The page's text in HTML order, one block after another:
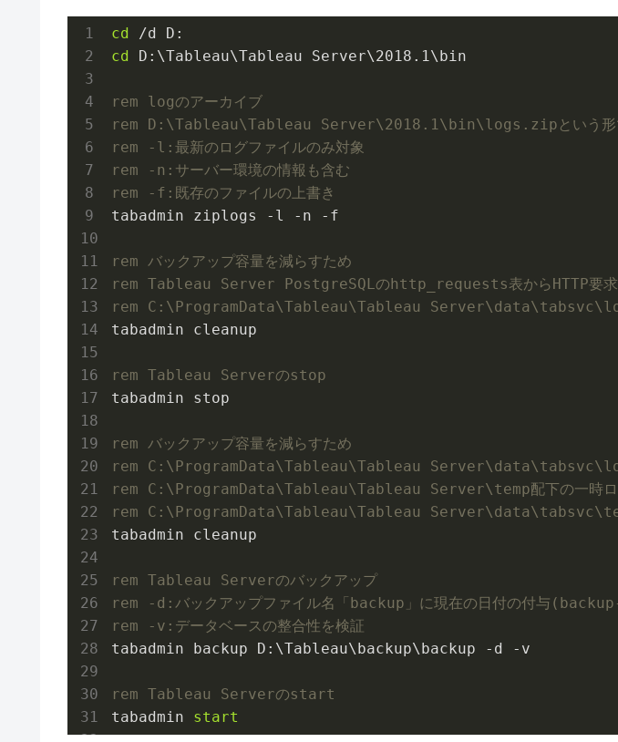
cd
cd
D:\Tableau\Tableau Server\2018 . 1
rem logのアーカイブ
rem D:\Tableau\Tableau Server\2018.1\bin\logs.zipという形で
rem -l:最新のログファイルのみ対象
rem -n:サーバー環境の情報も含む
rem -f:既存のファイルの上書き
rem バックアップ容量を減らすため
rem Tableau Server PostgreSQLのhttp_requests表からHTTP要求
rem C:\ProgramData\Tableau\Tableau Server\data\tabsvc\log配
rem Tableau Serverのstop
rem バックアップ容量を減らすため
rem C:\ProgramData\Tableau\Tableau Server\data\tabsvc\logs
rem C:\ProgramData\Tableau\Tableau Server\temp配下の一時ロ
rem C:\ProgramData\Tableau\Tableau Server\data\tabsvc\temp
rem Tableau Serverのバックアップ
rem -d:バックアップファイル名「backup」に現在の日付の付与
rem -v:データベースの整合性を検証
rem Tableau Serverのstart
tabadmin start